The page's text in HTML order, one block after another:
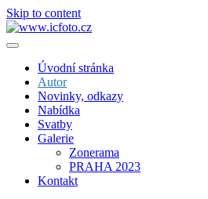
Skip to content
Úvodní stránka
Autor
Novinky, odkazy
Nabídka
Svatby
Galerie
Zonerama
PRAHA 2023
Kontakt